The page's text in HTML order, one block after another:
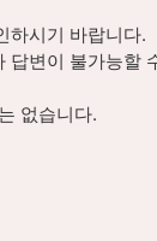
하시기 바랍니다.
답변이 불가능할
없습니다.